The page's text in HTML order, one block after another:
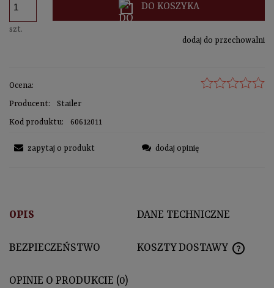
szt.
DO KOSZYKA
dodaj do przechowalni
Ocena:
Producent:
Stailer
Kod produktu:
60612011
zapytaj o produkt dodaj opinię
OPIS DANE TECHNICZNE
BEZPIECZEŃSTWO KOSZTY DOSTAWY
OPINIE O PRODUKCIE (0)